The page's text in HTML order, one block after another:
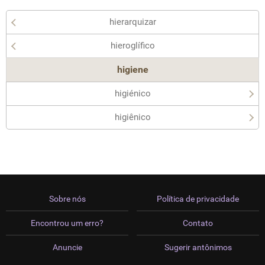
hierarquizar
hieroglífico
higiene
higiénico
higiênico
Sobre nós
Encontrou um erro?
Anuncie
Política de privacidade
Contato
Sugerir antônimos